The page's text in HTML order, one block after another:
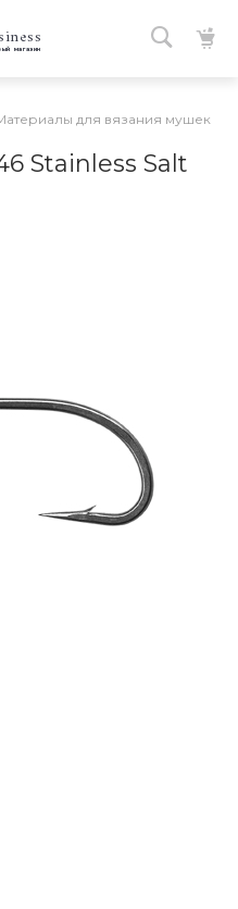
магазин
для вязания мушек
Stainless Salt